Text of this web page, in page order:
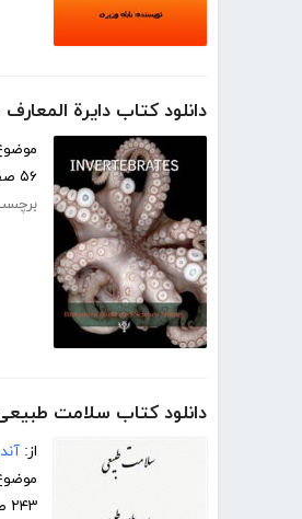
دانلود کتاب دایرة
۵۶ صفحه
دانلود کتاب سلامت
از:
۲۴۳ صفحه